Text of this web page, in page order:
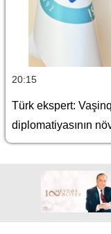
20:15
Türk ekspert:
diplomatiyasının